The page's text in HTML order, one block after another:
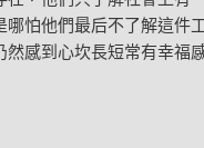
怕他們最后不了解這件
感到心坎長短常有幸福